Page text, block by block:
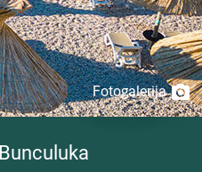
Fotogalerija